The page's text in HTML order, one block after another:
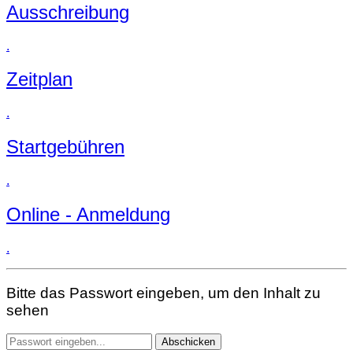
Ausschreibung
.
Zeitplan
.
Startgebühren
.
Online - Anmeldung
.
Bitte das Passwort eingeben, um den Inhalt zu
sehen
Abschicken